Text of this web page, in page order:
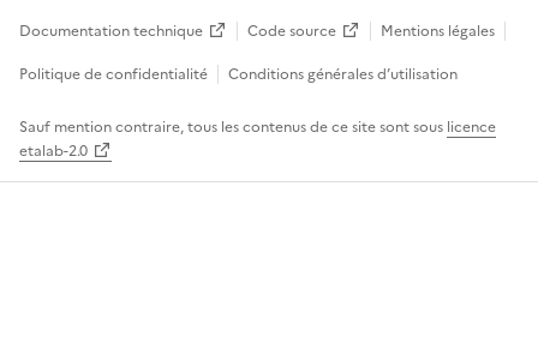
Documentation technique
Code source
Mentions légales
Politique de confidentialité
Conditions générales d’utilisation
Sauf mention contraire, tous les contenus de ce site sont sous licence
etalab-2.0